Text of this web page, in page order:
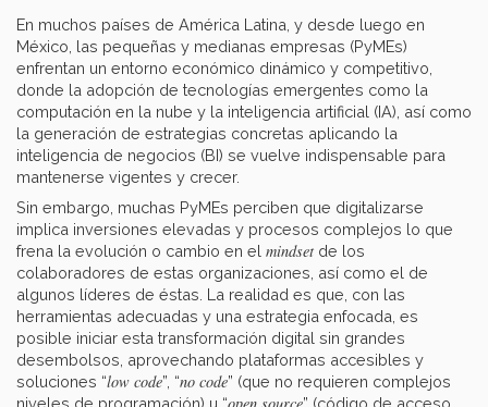
En muchos países de América Latina, y desde luego en
México, las pequeñas y medianas empresas (PyMEs)
enfrentan un entorno económico dinámico y competitivo,
donde la adopción de tecnologías emergentes como la
computación en la nube y la inteligencia artificial (IA), así como
la generación de estrategias concretas aplicando la
inteligencia de negocios (BI) se vuelve indispensable para
mantenerse vigentes y crecer.
Sin embargo, muchas PyMEs perciben que digitalizarse
implica inversiones elevadas y procesos complejos lo que
frena la evolución o cambio en el mindset de los
colaboradores de estas organizaciones, así como el de
algunos líderes de éstas. La realidad es que, con las
herramientas adecuadas y una estrategia enfocada, es
posible iniciar esta transformación digital sin grandes
desembolsos, aprovechando plataformas accesibles y
soluciones “low code”, “no code” (que no requieren complejos
niveles de programación) u “open source” (código de acceso